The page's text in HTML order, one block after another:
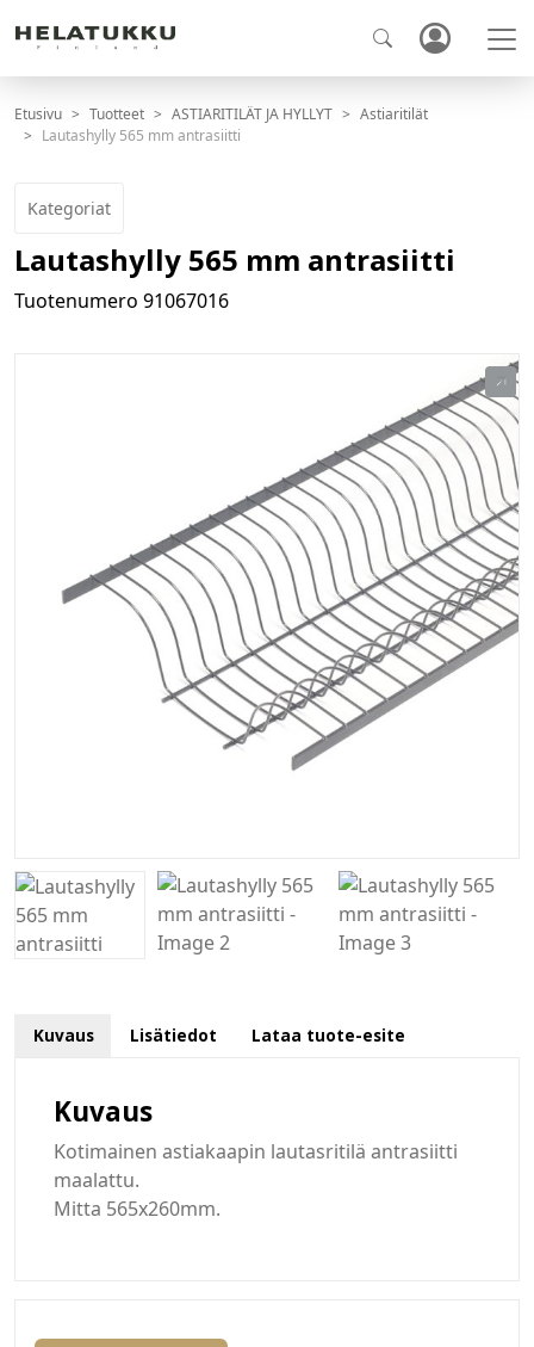
Etusivu Tuotteet ASTIARITILÄT JA HYLLYT
Astiaritilät
Lautashylly 565 mm antrasiitti
Kategoriat
Lautashylly 565 mm antrasiitti
Tuotenumero 91067016
Kuvaus Lisätiedot Lataa tuote-esite
Kuvaus
Kotimainen astiakaapin lautasritilä antrasiitti
maalattu.
Mitta 565x260mm.